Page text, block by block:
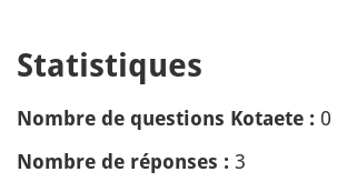
Statistiques
Nombre de questions Kotaete : 0
Nombre de réponses : 3